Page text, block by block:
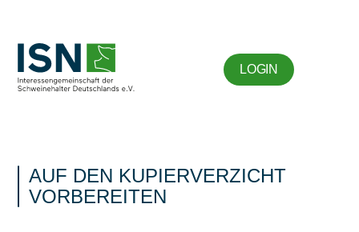
LOGIN
AUF DEN KUPIERVERZICHT
VORBEREITEN